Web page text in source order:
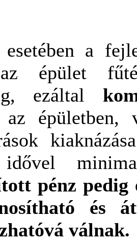
a
épület
ezáltal
az épületben,
idővel
pénz pedig
és
válnak.